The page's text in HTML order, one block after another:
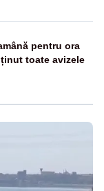
pentru ora
toate avizele